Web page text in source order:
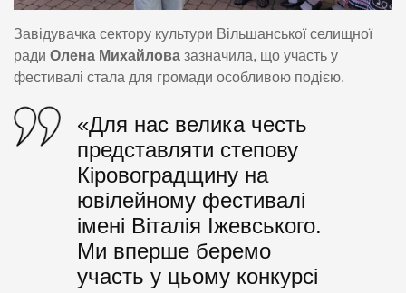
Завідувачка сектору культури Вільшанської селищної
ради Олена Михайлова зазначила, що участь у
фестивалі стала для громади особливою подією.
«Для нас велика честь
представляти степову
Кіровоградщину на
ювілейному фестивалі
імені Віталія Іжевського.
Ми вперше беремо
участь у цьому конкурсі